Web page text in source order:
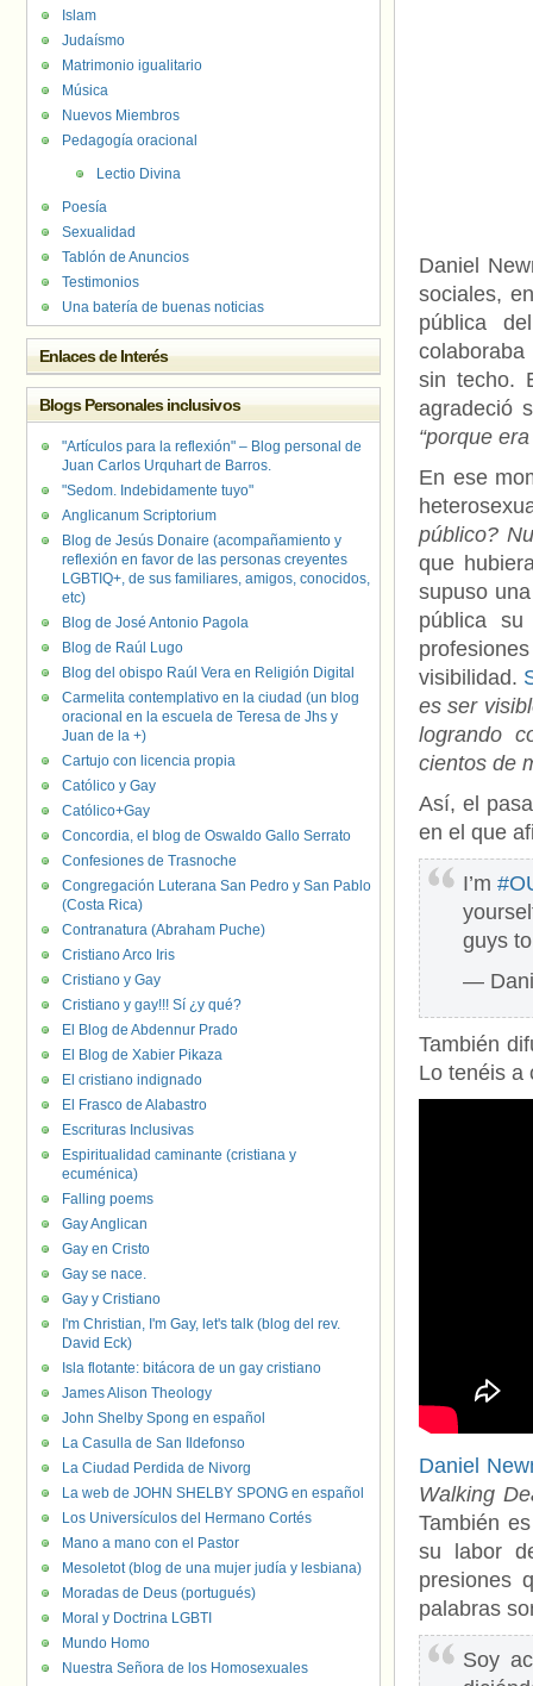
Daniel
sociales,
pública
colaboraba
sin techo.
agradeció
“porque
En ese
público?
que
supuso
pública su
visibilidad.
es ser
logrando
cientos de
Así, el
en el que
I’m
guys
—
También
Lo tenéis a
Daniel
Walking
También
su labor
presiones
palabras
Soy
Islam
Judaísmo
Matrimonio igualitario
Música
Nuevos Miembros
Pedagogía oracional
Lectio Divina
Poesía
Sexualidad
Tablón de Anuncios
Testimonios
Una batería de buenas noticias
Enlaces de Interés
Blogs Personales inclusivos
"Artículos para la reflexión" – Blog personal de
Juan Carlos Urquhart de Barros.
"Sedom. Indebidamente tuyo"
Anglicanum Scriptorium
Blog de Jesús Donaire (acompañamiento y
reflexión en favor de las personas creyentes
LGBTIQ+, de sus familiares, amigos, conocidos,
etc)
Blog de José Antonio Pagola
Blog de Raúl Lugo
Blog del obispo Raúl Vera en Religión Digital
Carmelita contemplativo en la ciudad (un blog
oracional en la escuela de Teresa de Jhs y
Juan de la +)
Cartujo con licencia propia
Católico y Gay
Católico+Gay
Concordia, el blog de Oswaldo Gallo Serrato
Confesiones de Trasnoche
Congregación Luterana San Pedro y San Pablo
(Costa Rica)
Contranatura (Abraham Puche)
Cristiano Arco Iris
Cristiano y Gay
Cristiano y gay!!! Sí ¿y qué?
El Blog de Abdennur Prado
El Blog de Xabier Pikaza
El cristiano indignado
El Frasco de Alabastro
Escrituras Inclusivas
Espiritualidad caminante (cristiana y
ecuménica)
Falling poems
Gay Anglican
Gay en Cristo
Gay se nace.
Gay y Cristiano
I'm Christian, I'm Gay, let's talk (blog del rev.
David Eck)
Isla flotante: bitácora de un gay cristiano
James Alison Theology
John Shelby Spong en español
La Casulla de San Ildefonso
La Ciudad Perdida de Nivorg
La web de JOHN SHELBY SPONG en español
Los Universículos del Hermano Cortés
Mano a mano con el Pastor
Mesoletot (blog de una mujer judía y lesbiana)
Moradas de Deus (portugués)
Moral y Doctrina LGBTI
Mundo Homo
Nuestra Señora de los Homosexuales